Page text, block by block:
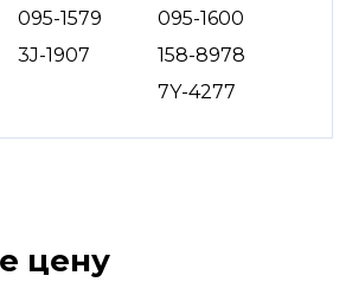
095-1579
095-1600
3J-1907
158-8978
7Y-4277
цену